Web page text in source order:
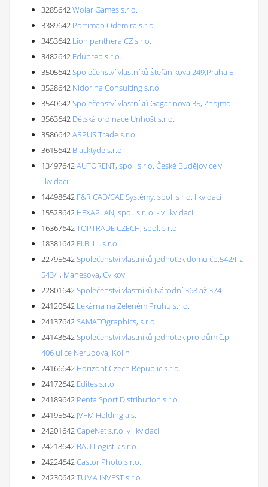
3285642Wolar Games s.r.o.
3389642 Portimao Odemira s.r.o.
3453642 Lion panthera CZ s.r.o.
3482642 Eduprep s.r.o.
3505642Společenství vlastníků Štefánikova 249,Praha 5
3528642 Nidorina Consulting s.r.o.
3540642Společenství vlastníků Gagarinova 35, Znojmo
3563642 Dětská ordinace Unhošť s.r.o.
3586642ARPUS Trade s.r.o.
3615642 Blacktyde s.r.o.
13497642AUTORENT, spol. s r.o. České Budějovice v
likvidaci
14498642 F&R CAD/CAE Systémy, spol. s r.o. likvidaci
15528642 HEXAPLAN, spol. s r. o. - v likvidaci
16367642TOPTRADE CZECH, spol. s r.o.
18381642 Fi.Bi.Li. s.r.o.
22795642Společenství vlastníků jednotek domu čp.542/II a
543/II, Mánesova, Cvikov
22801642Společenství vlastníků Národní 368 až 374
24120642 Lékárna na Zeleném Pruhu s.r.o.
24137642SAMATOgraphics, s.r.o.
24143642Společenství vlastníků jednotek pro dům č.p.
406 ulice Nerudova, Kolín
24166642 Horizont Czech Republic s.r.o.
24172642 Edites s.r.o.
24189642 Penta Sport Distribution s.r.o.
24195642 JVFM Holding a.s.
24201642CapeNet s.r.o. v likvidaci
24218642 BAU Logistik s.r.o.
24224642Castor Photo s.r.o.
24230642TUMA INVEST s.r.o.